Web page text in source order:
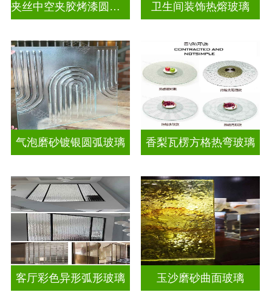
夹丝中空夹胶烤漆圆弧玻璃 卫生间装饰热熔玻璃
气泡磨砂镀银圆弧玻璃 香梨瓦楞方格热弯玻璃
客厅彩色异形弧形玻璃 玉沙磨砂曲面玻璃